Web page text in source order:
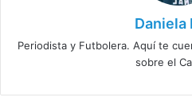
Daniela
Periodista y Futbolera. Aquí te
sobre el